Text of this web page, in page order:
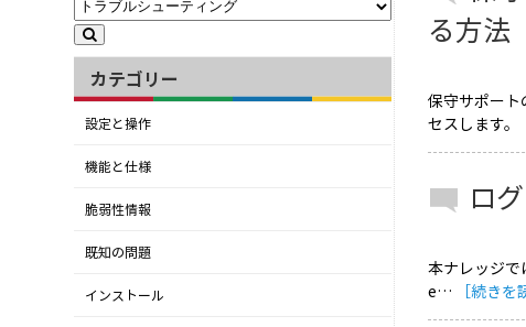
カテゴリー
設定と操作
機能と仕様
脆弱性情報
既知の問題
インストール
る方法
保守サポート
セスします
ロ
本ナレッジ
e…
［続きを